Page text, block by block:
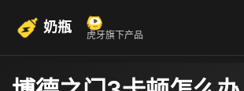
奶瓶 虎牙旗下产品